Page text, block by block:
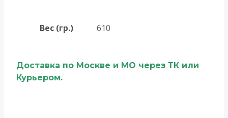
Вес (гр.) 610
Доставка по Москве и МО через ТК или
Курьером.